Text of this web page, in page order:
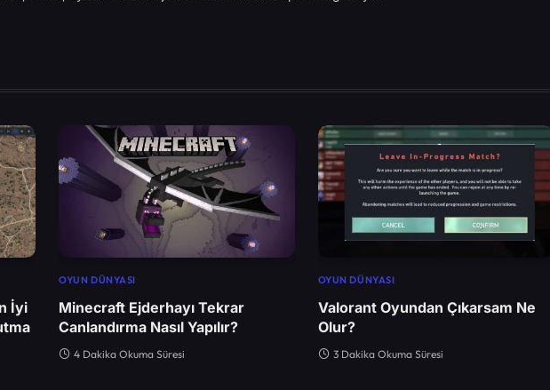
İyi
OYUN DÜNYASI
Minecraft Ejderhayı Tekrar
Canlandırma Nasıl Yapılır?
4 Dakika Okuma Süresi
OYUN DÜNYASI
Valorant Oyundan Çıkarsam Ne
Olur?
3 Dakika Okuma Süresi